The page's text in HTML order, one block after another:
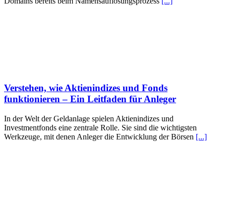
Verstehen, wie Aktienindizes und Fonds
funktionieren – Ein Leitfaden für Anleger
In der Welt der Geldanlage spielen Aktienindizes und
Investmentfonds eine zentrale Rolle. Sie sind die wichtigsten
Werkzeuge, mit denen Anleger die Entwicklung der Börsen [...]